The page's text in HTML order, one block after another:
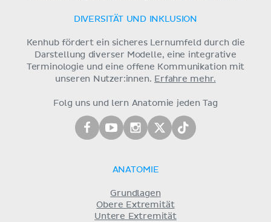
DIVERSITÄT UND INKLUSION
Kenhub fördert ein sicheres Lernumfeld durch die
Darstellung diverser Modelle, eine integrative
Terminologie und eine offene Kommunikation mit
unseren Nutzer:innen. Erfahre mehr.
Folg uns und lern Anatomie jeden Tag
ANATOMIE
Grundlagen
Obere Extremität
Untere Extremität